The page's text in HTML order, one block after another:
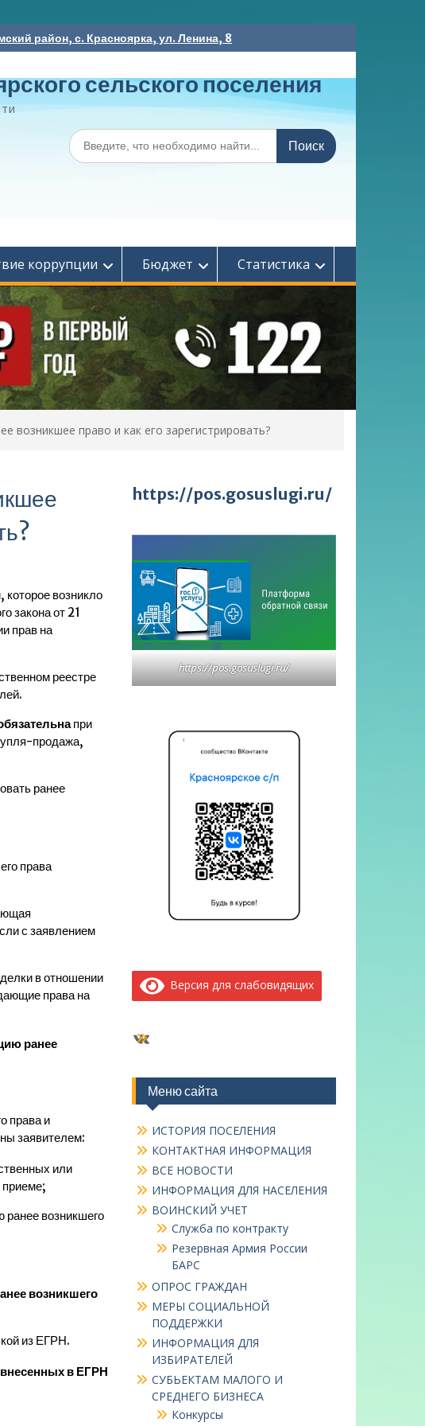
район, с. Красноярка, ул. Ленина, 8
сельского поселения
Поиск
по:
коррупции Бюджет Статистика
возникшее право и как его зарегистрировать?
возникло
закона от 21
прав на
реестре
при
продажа,
ранее
права
с заявлением
в отношении
права на
ранее
права и
заявителем:
или
ранее возникшего
возникшего
из ЕГРН.
внесенных в ЕГРН
https://pos.gosuslugi.ru/
https://pos.gosuslugi.ru/
Версия для слабовидящих
ВКонтакте
Меню сайта
ИСТОРИЯ ПОСЕЛЕНИЯ
КОНТАКТНАЯ ИНФОРМАЦИЯ
ВСЕ НОВОСТИ
ИНФОРМАЦИЯ ДЛЯ НАСЕЛЕНИЯ
ВОИНСКИЙ УЧЕТ
Служба по контракту
Резервная Армия России
БАРС
ОПРОС ГРАЖДАН
МЕРЫ СОЦИАЛЬНОЙ
ПОДДЕРЖКИ
ИНФОРМАЦИЯ ДЛЯ
ИЗБИРАТЕЛЕЙ
СУБЬЕКТАМ МАЛОГО И
СРЕДНЕГО БИЗНЕСА
Конкурсы